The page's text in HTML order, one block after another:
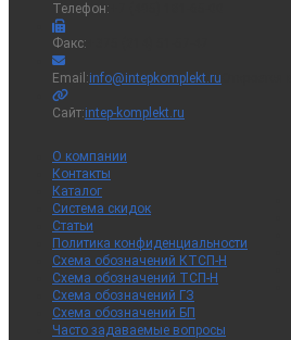
Телефон:
Факс:
Email:info@intepkomplekt.ru
Сайт:intep-komplekt.ru
О компании
Контакты
Каталог
Система скидок
Статьи
Политика конфиденциальности
Схема обозначений КТСП-Н
Схема обозначений ТСП-Н
Схема обозначений ГЗ
Схема обозначений БП
Часто задаваемые вопросы